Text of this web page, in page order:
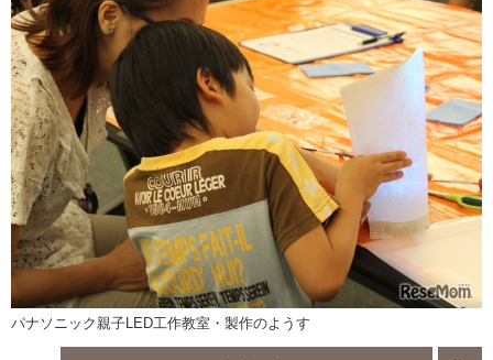
パナソニック親子LED工作教室・製作のようす